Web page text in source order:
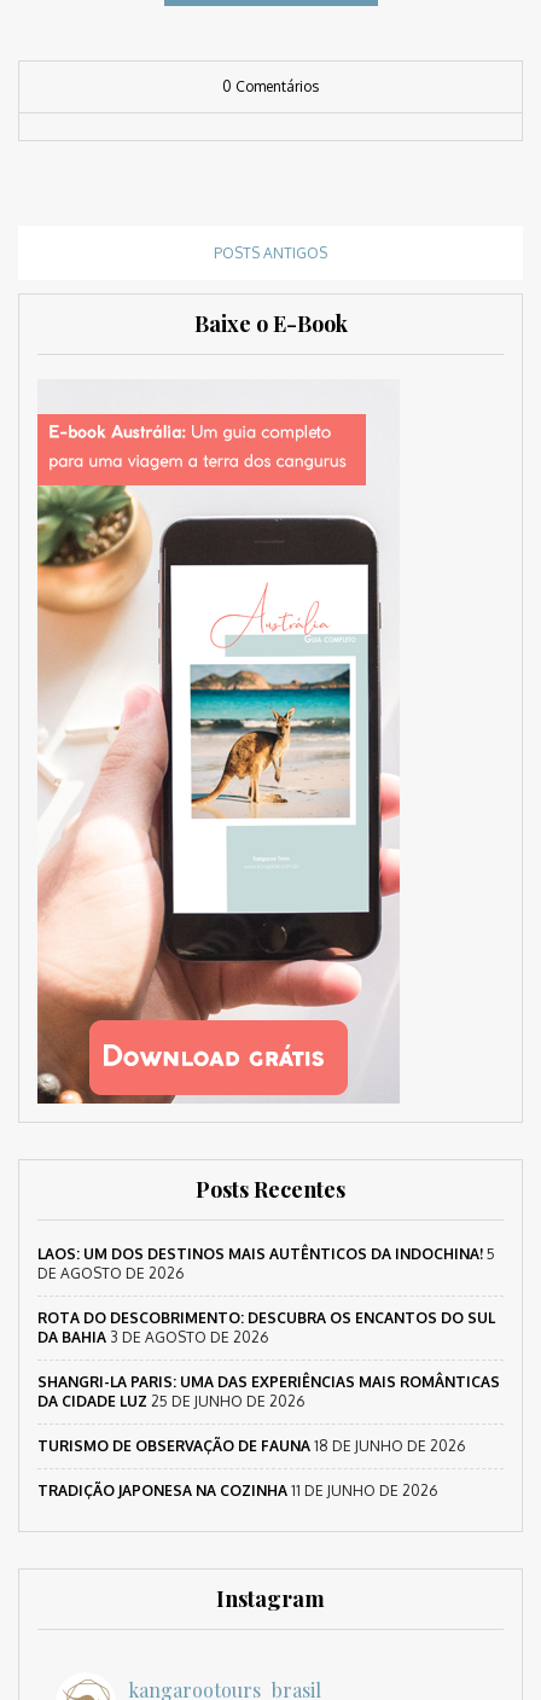
0 Comentários
POSTS ANTIGOS
Baixe o E-Book
Posts Recentes
LAOS: UM DOS DESTINOS MAIS AUTÊNTICOS DA INDOCHINA! 5
DE AGOSTO DE 2026
ROTA DO DESCOBRIMENTO: DESCUBRA OS ENCANTOS DO SUL
DA BAHIA 3 DE AGOSTO DE 2026
SHANGRI-LA PARIS: UMA DAS EXPERIÊNCIAS MAIS ROMÂNTICAS
DA CIDADE LUZ 25 DE JUNHO DE 2026
TURISMO DE OBSERVAÇÃO DE FAUNA 18 DE JUNHO DE 2026
TRADIÇÃO JAPONESA NA COZINHA 11 DE JUNHO DE 2026
Instagram
kangarootours_brasil